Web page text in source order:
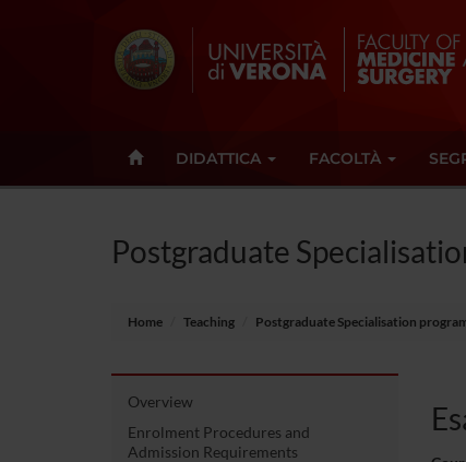
DIDATTICA FACOLTÀ
Postgraduate
Home Teaching Postgraduate Specialisation
Overview
Enrolment Procedures and
Admission Requirements